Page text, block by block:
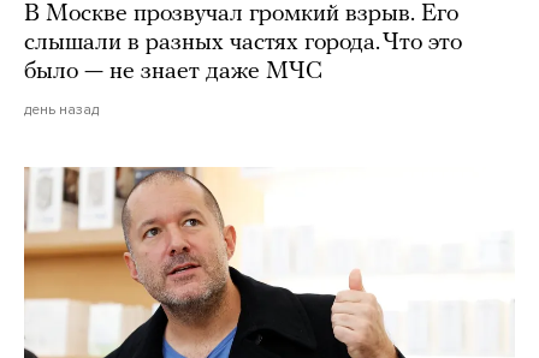
В Москве прозвучал громкий взрыв. Его
слышали в разных частях города. Что это
было — не знает даже МЧС
день назад